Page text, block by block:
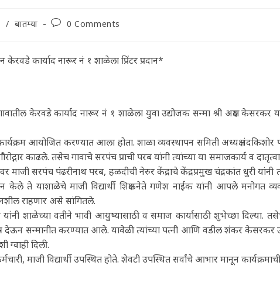
/ बातम्या
Post0 Comments
कार्याद नारूर नं १ शाळेला प्रिंटर प्रदान*
केरवडे कार्याद नारूर नं १ शाळेला युवा उद्योजक सन्मा श्री अक्षय केसरकर
कार्यक्रम आयोजित करण्यात आला होता. शाळा व्यवस्थापन समिती अध्यक्ष
काढले. तसेच गावाचे सरपंच प्राची परब यांनी त्यांच्या या समाजकार्य व
माजी सरपंच पंढरीनाथ परब, हळदीची नेरुर केंद्राचे केंद्रप्रमुख चंद्रकांत धुरी यांनी
केले ते याशाळेचे माजी विद्यार्थी शिक्षकनेते गणेश नाईक यांनी आपले मनोगत
राहणार असे सांगितले.
शाळेच्या वतीने भावी आयुष्यासाठी व समाज कार्यासाठी शुभेच्छा दिल्या.
सन्मानीत करण्यात आले. यावेळी त्यांच्या पत्नी आणि वडील शंकर केसरकर
दिली.
माजी विद्यार्थी उपस्थित होते. शेवटी उपस्थित सर्वांचे आभार मानून